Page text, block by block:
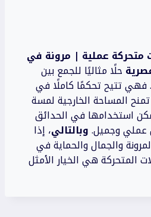
متحركة عملية | مرونة في
حلًا مثاليًا للجمع بين
فهي تتيح تحكمًا كاملًا في
المساحة الخارجية لمسة
استخدامها في الحدائق
عملي وجميل.وبالتالي، إذا
والجمال والحماية في
المتحركة هي الخيار الأمثل